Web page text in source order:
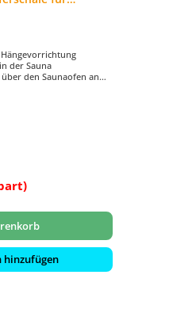
der Sauna
den Saunaofen an
hinzufügen